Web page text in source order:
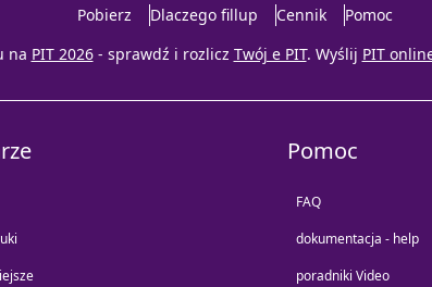
Pobierz
Dlaczego fillup Cennik
Pomoc
na PIT 2026 - sprawdź i rozlicz Twój e PIT. Wyślij PIT
Pomoc
FAQ
dokumentacja - help
poradniki Video